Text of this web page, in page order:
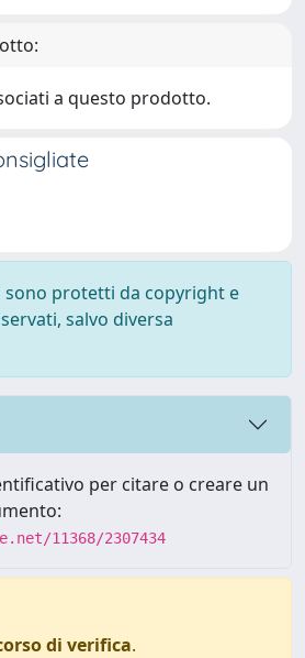
a questo prodotto.
sono protetti da copyright e
salvo diversa
per citare o creare un
11368/2307434
di verifica.